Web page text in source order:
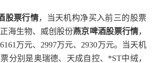
股票行情，当天机构净买入前三的股票
海生物、威创股份燕京啤酒股票行情，
万元、2997万元、2930万元。当天机
分别是奥瑞德、天成自控、*ST中绒，